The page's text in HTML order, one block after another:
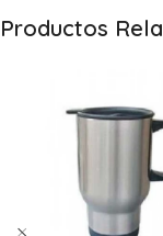
Productos